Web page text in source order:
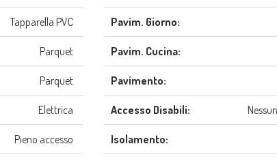
Tapparella PVC Pavim. Giorno:
Parquet Pavim. Cucina:
Parquet Pavimento:
Elettrica Accesso Disabili:
Pieno accesso Isolamento: